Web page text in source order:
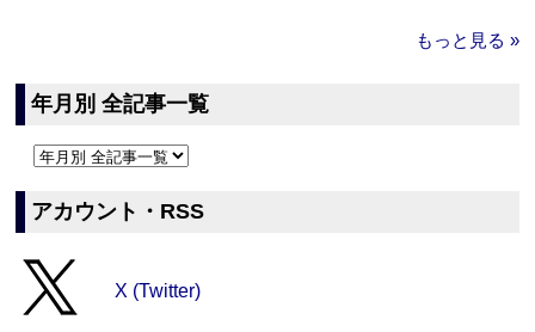
もっと見る »
年月別 全記事一覧
アカウント・RSS
X (Twitter)